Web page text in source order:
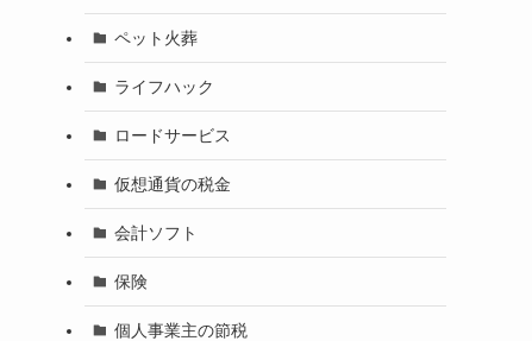
ペット火葬
ライフハック
ロードサービス
仮想通貨の税金
会計ソフト
保険
個人事業主の節税